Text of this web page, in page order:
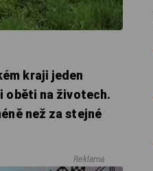
kraji jeden
oběti na životech.
než za stejné
Reklama